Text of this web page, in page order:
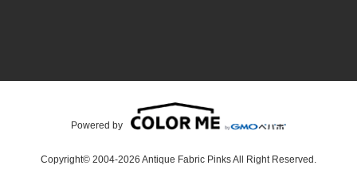
Copyright© 2004-2026 Antique Fabric Pinks All Right Reserved.
Powered by